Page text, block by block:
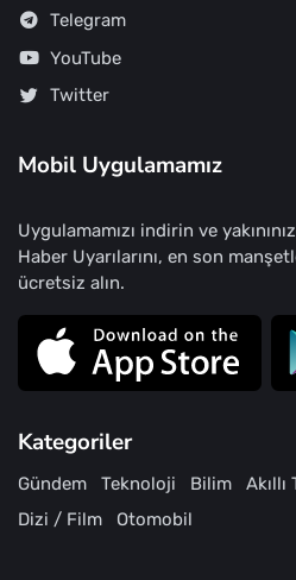
Telegram
YouTube
Twitter
Mobil Uygulamamız
Uygulamamızı indirin ve
Haber Uyarılarını, en son
ücretsiz alın.
Kategoriler
Gündem Teknoloji Bilim Akıllı
Dizi / Film
Otomobil